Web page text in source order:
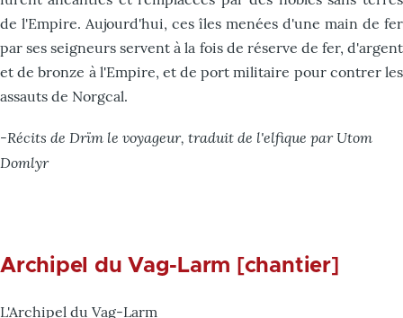
de l'Empire. Aujourd'hui, ces îles menées d'une main de fer
par ses seigneurs servent à la fois de réserve de fer, d'argent
et de bronze à l'Empire, et de port militaire pour contrer les
assauts de Norgcal.
-Récits de Drïm le voyageur, traduit de l'elfique par Utom
Domlyr
Archipel du Vag-Larm [chantier]
L'Archipel du Vag-Larm